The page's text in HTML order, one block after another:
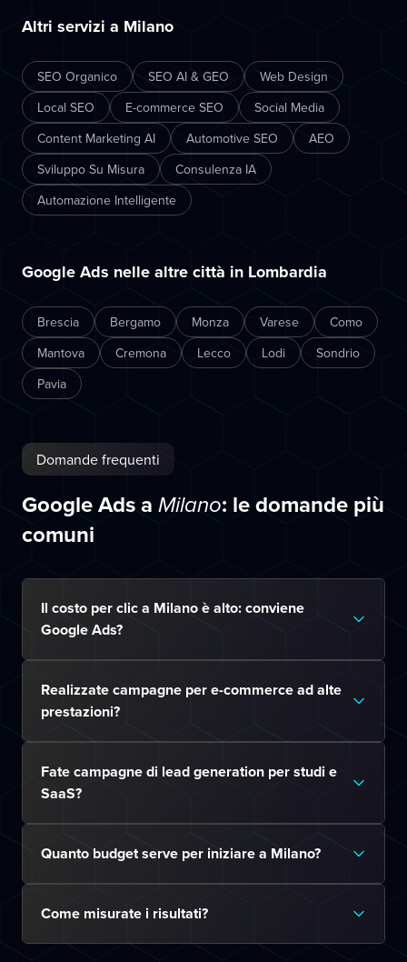
Altri servizi a Milano
SEO Organico SEO AI & GEO
Web Design
Local SEO
E-commerce SEO
Social Media
Content Marketing AI
Automotive SEO
AEO
Sviluppo Su Misura
Consulenza IA
Automazione Intelligente
Google Ads nelle altre città in Lombardia
Brescia Bergamo Monza Varese
Como
Mantova
Cremona Lecco Lodi
Sondrio
Pavia
Domande frequenti
Google Ads a Milano: le domande più
comuni
Il costo per clic a Milano è alto: conviene
Google Ads?
Realizzate campagne per e-commerce ad alte
prestazioni?
Fate campagne di lead generation per studi e
SaaS?
Quanto budget serve per iniziare a Milano?
Come misurate i risultati?